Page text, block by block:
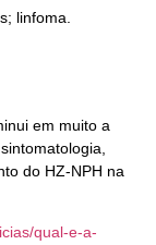
linfoma.
em muito a
do HZ-NPH na
qual-e-a-